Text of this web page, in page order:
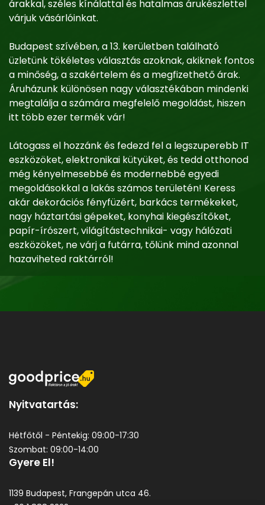
árakkal, széles kínálattal és hatalmas árukészlettel
várjuk vásárlóinkat.
Budapest szívében, a 13. kerületben található
üzletünk tökéletes választás azoknak, akiknek fontos
a minőség, a szakértelem és a megfizethető árak.
Áruházunk különösen nagy választékában mindenki
megtalálja a számára megfelelő megoldást, hiszen
itt több ezer termék vár!
Látogass el hozzánk és fedezd fel a legszuperebb IT
eszközöket, elektronikai kütyüket, és tedd otthonod
még kényelmesebbé és modernebbé egyedi
megoldásokkal a lakás számos területén! Keress
akár dekorációs fényfüzért, barkács termékeket,
nagy háztartási gépeket, konyhai kiegészítőket,
papír-írószert, világítástechnikai- vagy hálózati
eszközöket, ne várj a futárra, tőlünk mind azonnal
hazaviheted raktárról!
Nyitvatartás:
Hétfőtől - Péntekig: 09:00-17:30
Szombat: 09:00-14:00
Gyere El!
1139 Budapest, Frangepán utca 46.